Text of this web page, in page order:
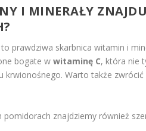
I MINERAŁY
to prawdziwa skarbnica witamin i
bogate wwitaminę C, która nie
krwionośnego. Warto także
pomidorach znajdziemy również